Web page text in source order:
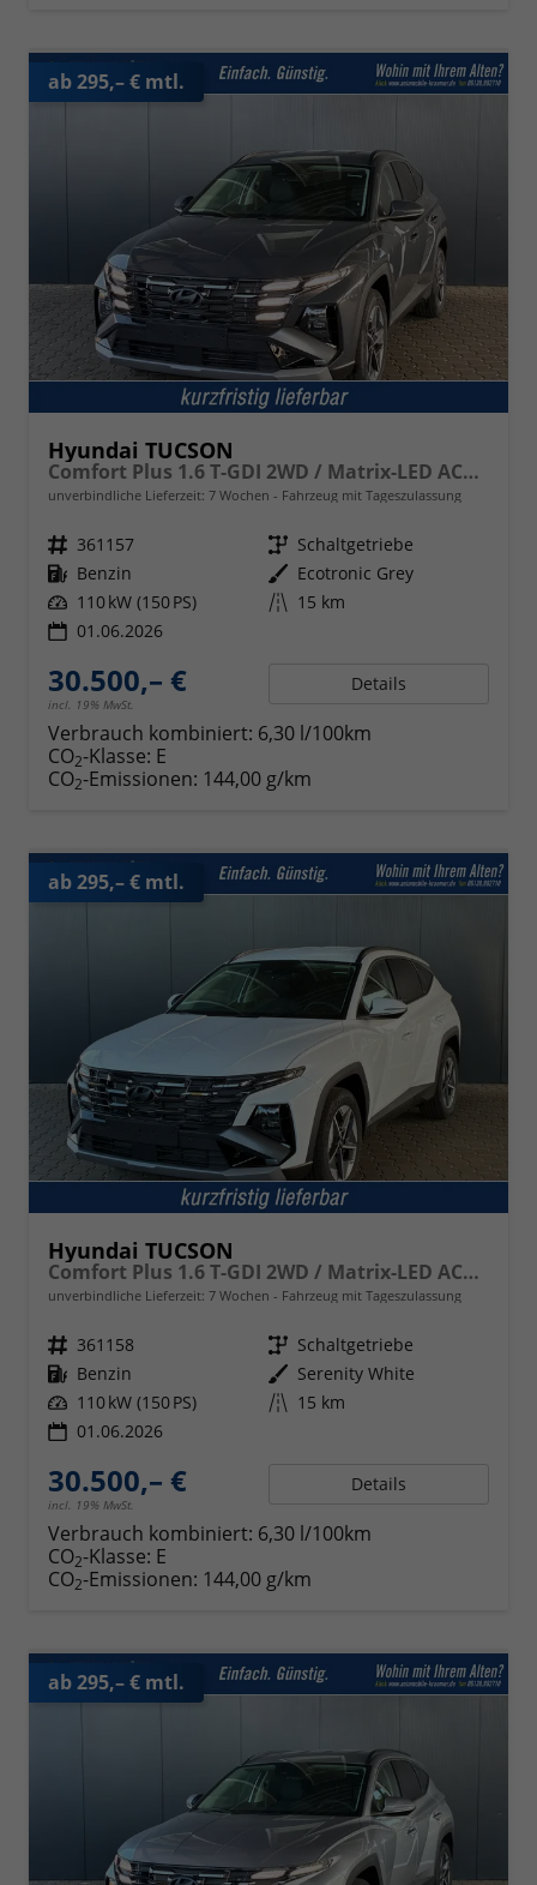
ab 295,– € mtl.
Hyundai TUCSON
Comfort Plus 1.6 T-GDI 2WD / Matrix-LED ACC Shz vo+hi + Lenkradheizung Elek. Heck Alu 18"
unverbindliche Lieferzeit: 7 Wochen Fahrzeug mit Tageszulassung
Fahrzeugnr. 361157 Getriebe Schaltgetriebe
Kraftstoff Benzin Außenfarbe Ecotronic Grey
Leistung 110 kW (150 PS) Kilometerstand 15 km
01.06.2026
30.500,– €
incl. 19% MwSt.
Details
Verbrauch kombiniert: 6,30 l/100km
CO2-Klasse: E
CO2-Emissionen: 144,00 g/km
ab 295,– € mtl.
Hyundai TUCSON
Comfort Plus 1.6 T-GDI 2WD / Matrix-LED ACC Shz vo+hi + Lenkradheizung Elek. Heck Alu 18"
unverbindliche Lieferzeit: 7 Wochen Fahrzeug mit Tageszulassung
Fahrzeugnr. 361158 Getriebe Schaltgetriebe
Kraftstoff Benzin Außenfarbe Serenity White
Leistung 110 kW (150 PS) Kilometerstand 15 km
01.06.2026
30.500,– €
incl. 19% MwSt.
Details
Verbrauch kombiniert: 6,30 l/100km
CO2-Klasse: E
CO2-Emissionen: 144,00 g/km
ab 295,– € mtl.